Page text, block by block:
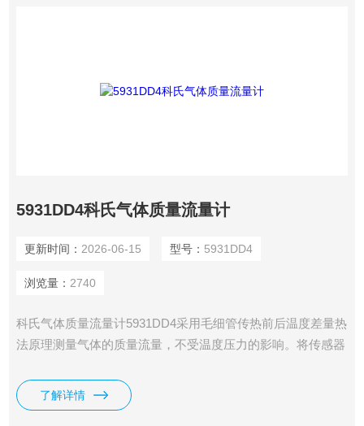
5931DD4科氏气体质量流量计
更新时间： 2026-06-15 型号： 5931DD4
浏览量： 2740
科氏气体质量流量计5931DD4采用毛细管传热前后温度差量热
法原理测量气体的质量流量，不受温度压力的影响。将传感器
得的差值去驱动控制调节阀门，闭环控制流过通道的流量使之
与设定的流量相等。
了解详情